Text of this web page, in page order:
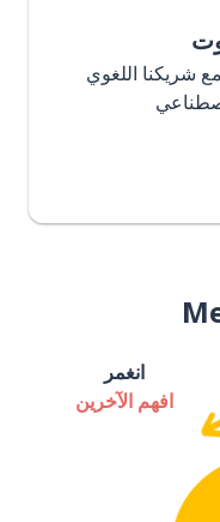
شريكنا اللغوي
انغمر
افهم الآخرين